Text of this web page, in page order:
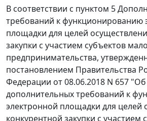
В соответствии с пунктом 5
требований к функционированию
площадки для целей
закупки с участием субъектов
предпринимательства,
постановлением Правительства
Федерации от 08.06.2018 N 657
дополнительных требований к
электронной площадки для целей
конкурентной закупки с участием